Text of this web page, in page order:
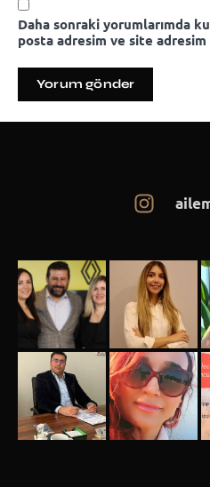
Daha sonraki yorumlarımda
posta adresim ve site adresim